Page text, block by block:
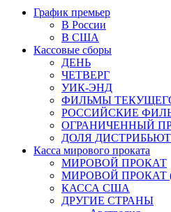
График премьер
В России
В США
Кассовые сборы
ДЕНЬ
ЧЕТВЕРГ
УИК-ЭНД
ФИЛЬМЫ
РОССИЙСКИЕ
ОГРАНИЧЕННЫЙ
ДОЛЯ
Касса мирового проката
МИРОВОЙ ПРОКАТ
МИРОВОЙ ПРОКАТ
КАССА США
ДРУГИЕ СТРАНЫ